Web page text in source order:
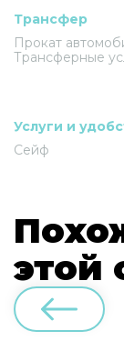
Трансфер
Прокат
Трансферные
Услуги и
Сейф
этой